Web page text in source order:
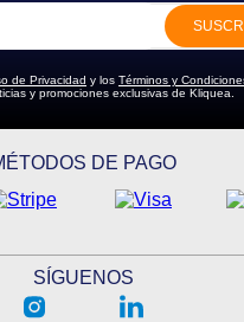
de Privacidad y los Términos y
y promociones exclusivas de Kliquea.
DE PAGO
SÍGUENOS